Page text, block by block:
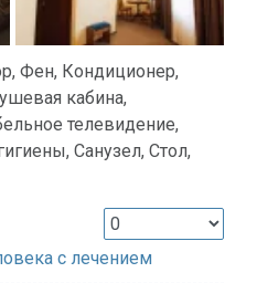
Фен, Кондиционер,
кабина,
телевидение,
Санузел, Стол,
с лечением